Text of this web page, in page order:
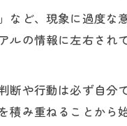
など、現象に過度
の情報に左右さ
や行動は必ず自
積み重ねることから